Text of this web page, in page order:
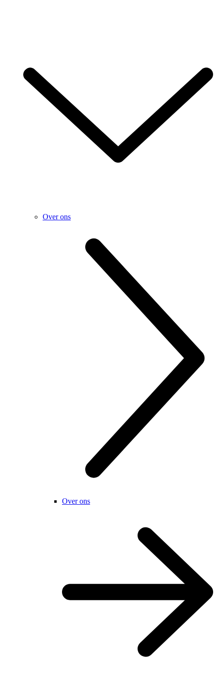
Over ons
Over ons